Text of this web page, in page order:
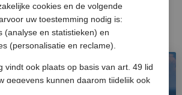
Cres / Osor / Fkk camp textil
camping baldarin
cookies en de volgende
uw toestemming nodig is:
(analyse en statistieken) en
(personalisatie en reclame).
vindt ook plaats op basis van art. 49 lid
gegevens kunnen daarom tijdelijk ook